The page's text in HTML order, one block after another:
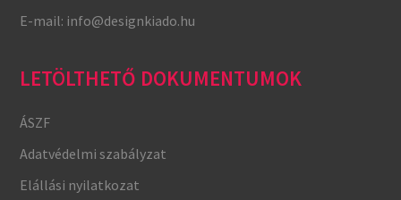
E-mail: info@designkiado.hu
LETÖLTHETŐ DOKUMENTUMOK
ÁSZF
Adatvédelmi szabályzat
Elállási nyilatkozat